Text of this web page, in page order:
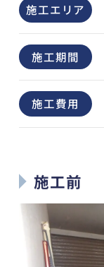
施工エリア
施工期間
施工費用
施工前